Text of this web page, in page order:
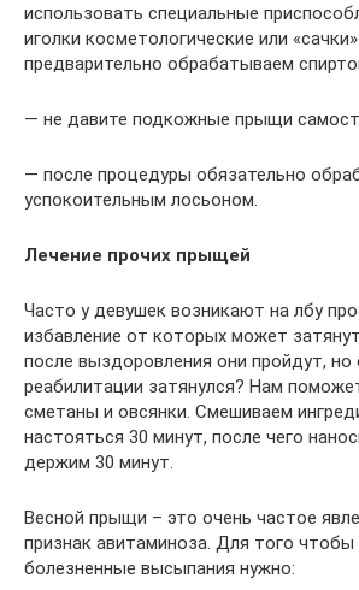
использовать специальные
иголки косметологические или
предварительно обрабатываем
— не давите подкожные прыщи
— после процедуры обязательно
успокоительным лосьоном.
Лечение прочих прыщей
Часто у девушек возникают на лбу
избавление от которых может
после выздоровления они пройдут, но
реабилитации затянулся? Нам
сметаны и овсянки. Смешиваем
настояться 30 минут, после чего
держим 30 минут.
Весной прыщи – это очень частое
признак авитаминоза. Для того чтобы
болезненные высыпания нужно: